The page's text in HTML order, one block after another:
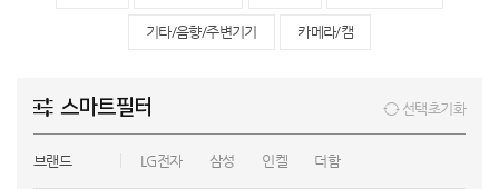
기타/음향/주변기기 카메라/캠
스마트필터 선택초기화
브랜드 LG전자 삼성 인켈 더함